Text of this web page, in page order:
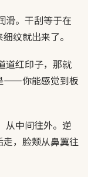
。干刮等于在
纹就出来了。
道红印子，那就
——你能感觉到板
从中间往外。逆
，脸颊从鼻翼往